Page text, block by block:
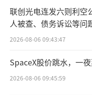
据媒体报道，
会，并第一时间
个三级调查组展开
中国中产养
联创光电连发六则利空
人被查、债务诉讼等问
所曾出具“保留意见”
2026-08-06 09:43:47
SpaceX股价跳水，一
2026-08-06 09:45:59